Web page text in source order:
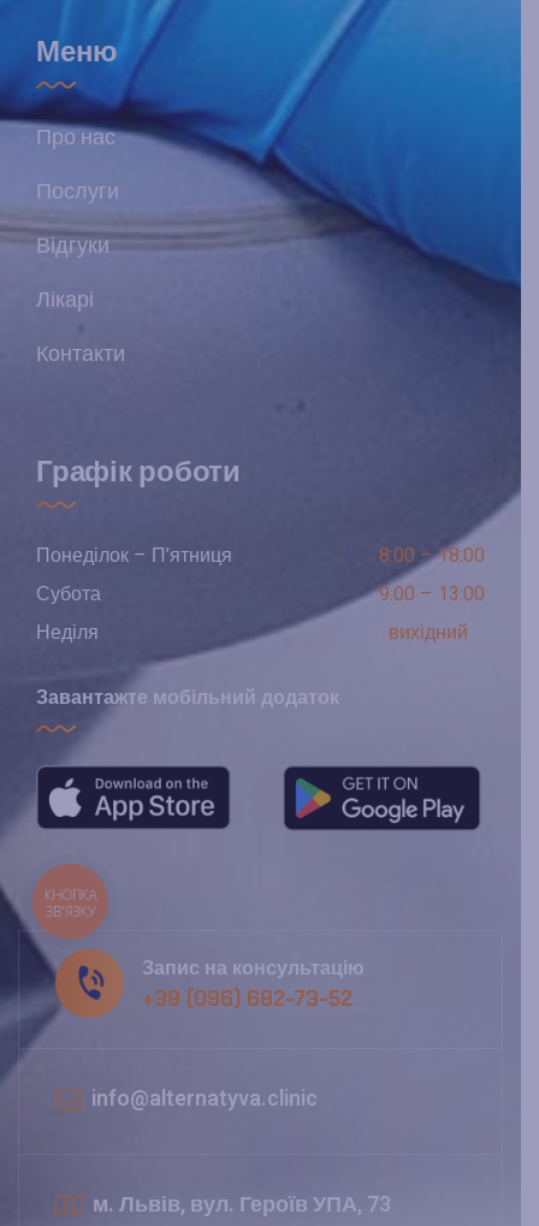
Меню
Про нас
Послуги
Відгуки
Лікарі
Контакти
Графік роботи
Понеділок – П’ятниця
8:00 – 18:00
Субота
9:00 – 13:00
Неділя
вихідний
Завантажте мобільний додаток
Запис на консультацію
+38 (096) 682-73-52
info@alternatyva.clinic
м. Львів, вул. Героїв УПА, 73
КНОПКА
ЗВ'ЯЗКУ